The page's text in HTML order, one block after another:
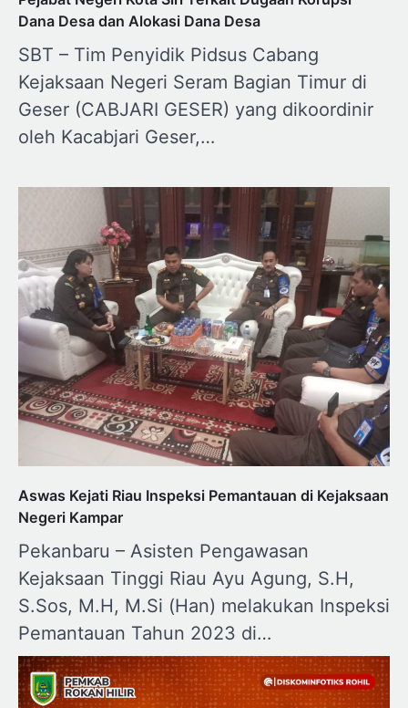
Dana Desa dan Alokasi Dana Desa
SBT – Tim Penyidik Pidsus Cabang
Kejaksaan Negeri Seram Bagian Timur di
Geser (CABJARI GESER) yang dikoordinir
oleh Kacabjari Geser,…
Aswas Kejati Riau Inspeksi Pemantauan di Kejaksaan
Negeri Kampar
Pekanbaru – Asisten Pengawasan
Kejaksaan Tinggi Riau Ayu Agung, S.H,
S.Sos, M.H, M.Si (Han) melakukan Inspeksi
Pemantauan Tahun 2023 di…